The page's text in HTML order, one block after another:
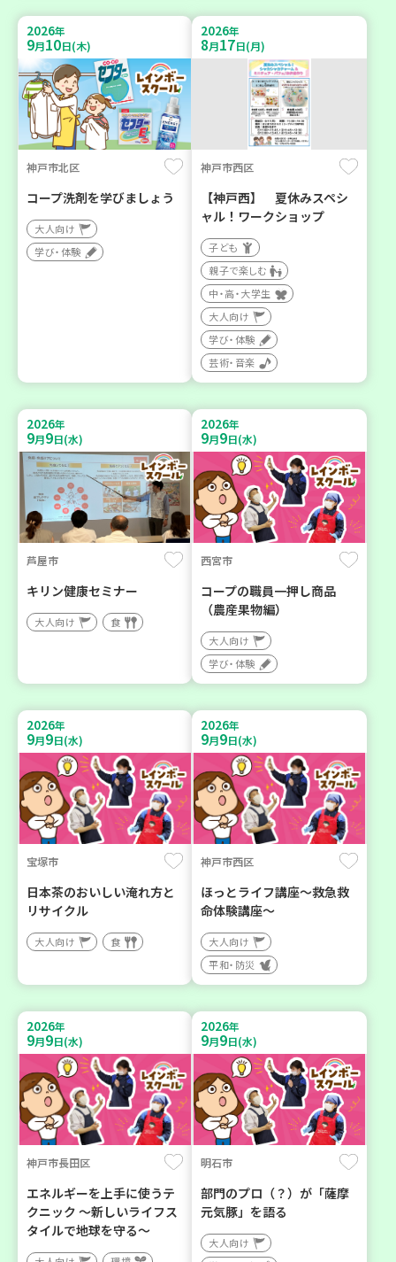
2026年
9月10日(木)
神戸市北区
コープ洗剤を学びましょう
大人向け
学び・体験
2026年
8月17日(月)
神戸市西区
【神戸西】 夏休みスペシ
ャル！ワークショップ
子ども
親子で楽しむ
中・高・大学生
大人向け
学び・体験
芸術・音楽
2026年
9月9日(水)
芦屋市
キリン健康セミナー
大人向け 食
2026年
9月9日(水)
西宮市
コープの職員一押し商品
（農産果物編）
大人向け
学び・体験
2026年
9月9日(水)
宝塚市
日本茶のおいしい淹れ方と
リサイクル
大人向け 食
2026年
9月9日(水)
神戸市西区
ほっとライフ講座～救急救
命体験講座～
大人向け
平和・防災
2026年
9月9日(水)
神戸市長田区
エネルギーを上手に使うテ
クニック ～新しいライフス
タイルで地球を守る～
2026年
9月9日(水)
明石市
部門のプロ（？）が「薩摩
元気豚」を語る
大人向け